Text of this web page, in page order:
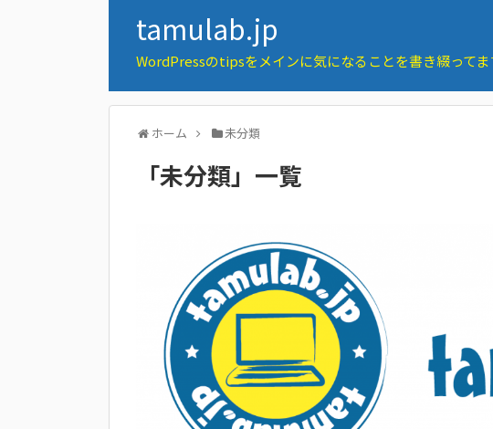
tamulab.jp
WordPressのtipsをメインに気になることを書き綴ってま
ホーム 未分類
「未分類」 一覧